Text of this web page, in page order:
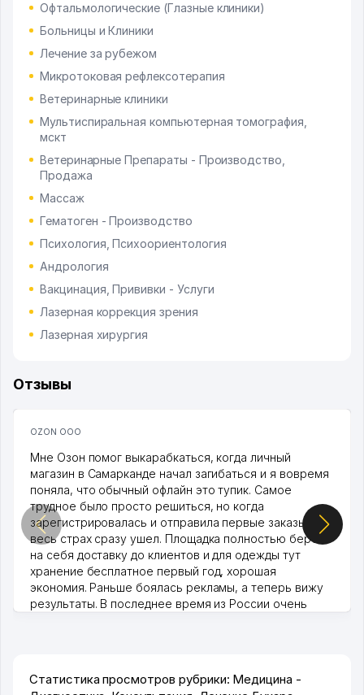
Офтальмологические (Глазные клиники)
Больницы и Клиники
Лечение за рубежом
Микротоковая рефлексотерапия
Ветеринарные клиники
Мультиспиральная компьютерная томография,
мскт
Ветеринарные Препараты - Производство,
Продажа
Массаж
Гематоген - Производство
Психология, Психоориентология
Андрология
Вакцинация, Прививки - Услуги
Лазерная коррекция зрения
Лазерная хирургия
Отзывы
OZON ООО
Мне Озон помог выкарабкаться, когда личный
магазин в Самарканде начал загибаться и я вовремя
поняла, что обычный офлайн это тупик. Самое
трудное было просто решиться, но когда
зарегистрировалась и отправила первые заказы,
весь страх сразу ушел. Площадка полностью берет
на себя доставку до клиентов и для одежды тут
хранение бесплатное первый год, хорошая
экономия. Раньше боялась рекламы, а теперь вижу
результаты. В последнее время из России очень
Статистика просмотров рубрики: Медицина -